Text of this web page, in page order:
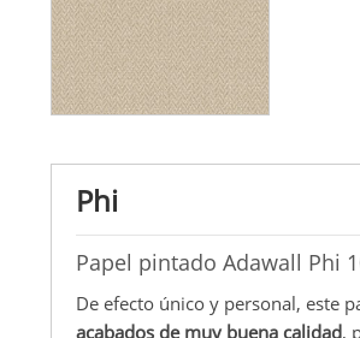
Phi
Papel pintado Adawall Phi
De efecto único y personal, este
acabados de muy buena calidad,